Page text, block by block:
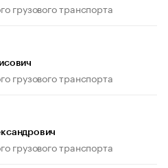
грузового транспорта
грузового транспорта
грузового транспорта